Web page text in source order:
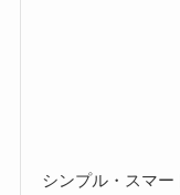
シンプル・スマ